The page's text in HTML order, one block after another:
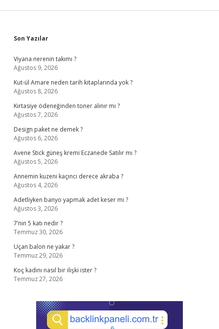
Sidebar
Son Yazılar
Viyana nerenin takımı ?
Ağustos 9, 2026
Kut-ül Amare neden tarih kitaplarında yok ?
Ağustos 8, 2026
Kırtasiye ödeneğinden toner alınır mı ?
Ağustos 7, 2026
Design paket ne demek ?
Ağustos 6, 2026
Avene Stick güneş kremi Eczanede Satılır mı ?
Ağustos 5, 2026
Annemin kuzeni kaçıncı derece akraba ?
Ağustos 4, 2026
Adetliyken banyo yapmak adet keser mi ?
Ağustos 3, 2026
7’nin 5 katı nedir ?
Temmuz 30, 2026
Uçan balon ne yakar ?
Temmuz 29, 2026
Koç kadını nasıl bir ilişki ister ?
Temmuz 27, 2026